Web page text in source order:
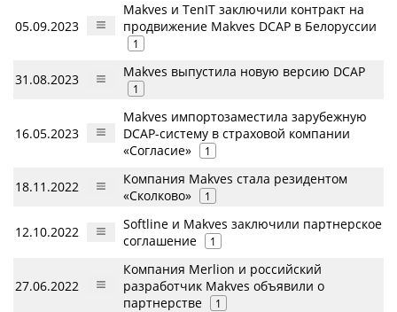
05.09.2023
Makves и TenIT заключили контракт на
продвижение Makves DCAP в Белоруссии
1
31.08.2023 Makves выпустила новую версию DCAP
1
16.05.2023
Makves импортозаместила зарубежную
DCAP-систему в страховой компании
«Согласие»
1
18.11.2022
Компания Makves стала резидентом
«Сколково»
1
12.10.2022
Softline и Makves заключили партнерское
соглашение
1
27.06.2022
Компания Merlion и российский
разработчик Makves объявили о
партнерстве
1